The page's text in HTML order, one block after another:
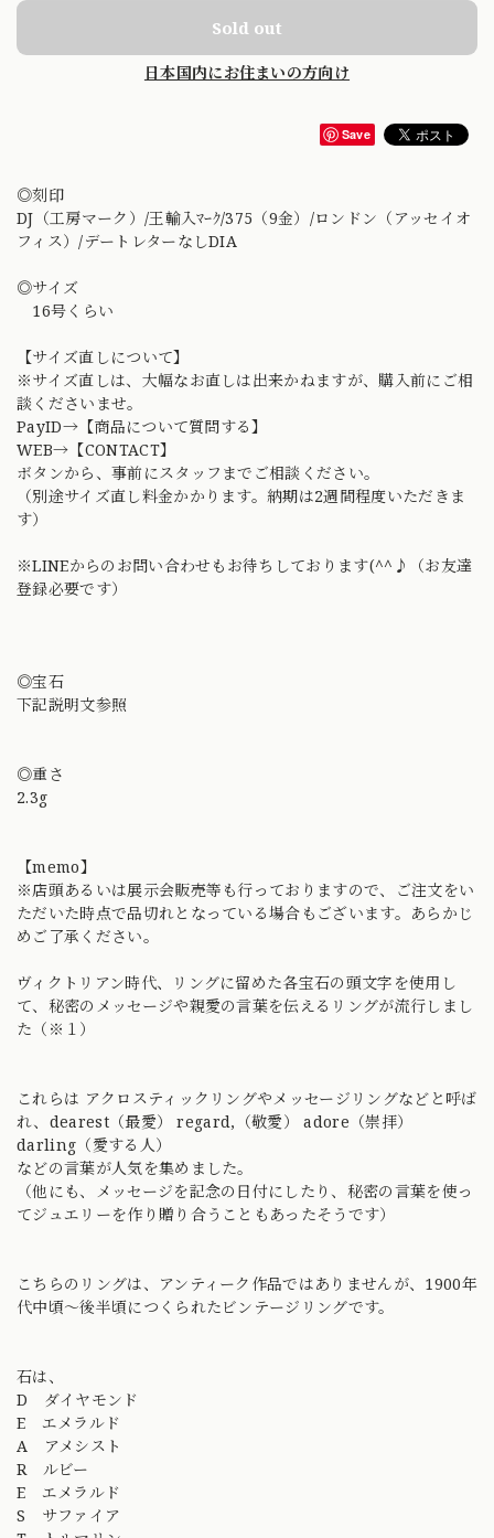
Sold out
日本国内にお住まいの方向け
Save
◎刻印
DJ（工房マーク）/王輸入ﾏｰｸ/375（9金）/ロンドン（アッセイオ
フィス）/デートレターなしDIA
◎サイズ
16号くらい
【サイズ直しについて】
※サイズ直しは、大幅なお直しは出来かねますが、購入前にご相
談くださいませ。
PayID→【商品について質問する】
WEB→【CONTACT】
ボタンから、事前にスタッフまでご相談ください。
（別途サイズ直し料金かかります。納期は2週間程度いただきま
す）
※LINEからのお問い合わせもお待ちしております(^^♪（お友達
登録必要です）
◎宝石
下記説明文参照
◎重さ
2.3g
【memo】
※店頭あるいは展示会販売等も行っておりますので、ご注文をい
ただいた時点で品切れとなっている場合もございます。あらかじ
めご了承ください。
ヴィクトリアン時代、リングに留めた各宝石の頭文字を使用し
て、秘密のメッセージや親愛の言葉を伝えるリングが流行しまし
た（※１）
これらは アクロスティックリングやメッセージリングなどと呼ば
れ、dearest（最愛） regard,（敬愛） adore（崇拝）
darling（愛する人）
などの言葉が人気を集めました。
（他にも、メッセージを記念の日付にしたり、秘密の言葉を使っ
てジュエリーを作り贈り合うこともあったそうです）
こちらのリングは、アンティーク作品ではありませんが、1900年
代中頃〜後半頃につくられたビンテージリングです。
石は、
D ダイヤモンド
E エメラルド
A アメシスト
R ルビー
E エメラルド
S サファイア